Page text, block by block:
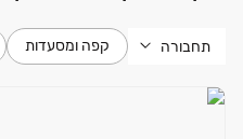
תחבורה קפה ומסעדות